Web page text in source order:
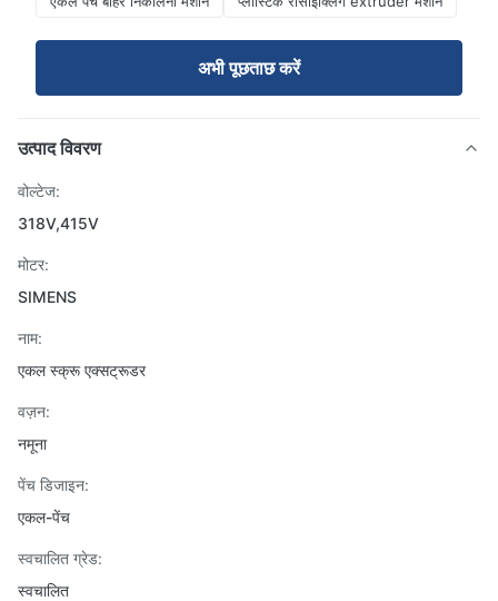
अभी पूछताछ करें
उत्पाद विवरण
वोल्टेज:
318V,415V
मोटर:
SIMENS
नाम:
एकल स्क्रू एक्सट्रूडर
वज़न:
नमूना
पेंच डिजाइन:
एकल-पेंच
स्वचालित ग्रेड:
स्वचालित